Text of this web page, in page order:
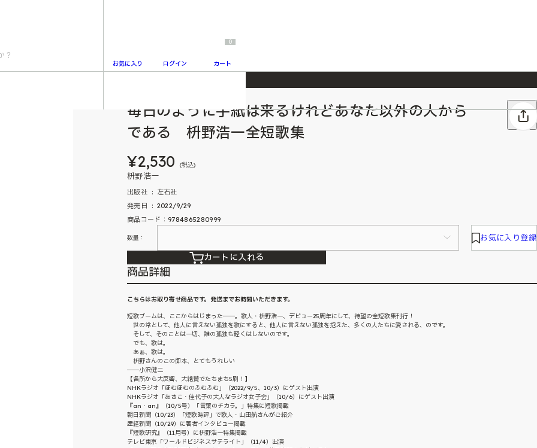
2026/7/23 『ONE PIECE magazine 021 ONE PIECEカード付き同梱版』発売延期のご案内
お気に入り ログイン
0
カート
毎日のように手紙は来るけれどあなた以外の人から
である 枡野浩一全短歌集
¥2,530 (税込)
枡野浩一
出版社 ‏ : ‎ 左右社
発売日 ‏ : ‎ 2022/9/29
商品コード：9784865280999
数量： お気に入り登録
カートに入れる
商品詳細
こちらはお取り寄せ商品です。発送までお時間いただきます。
短歌ブームは、ここからはじまった――。歌人・枡野浩一、デビュー25周年にして、待望の全短歌集刊行！
世の常として、他人に言えない孤独を歌にすると、他人に言えない孤独を抱えた、多くの人たちに愛される、のです。
そして、そのことは一切、誰の孤独も軽くはしないのです。
でも、歌は。
あぁ、歌は。
枡野さんのこの御本、とてもうれしい
――小沢健二
【各所から大反響、大絶賛でたちまち5刷！】
NHKラジオ「ほむほむのふむふむ」（2022/9/5、10/3）にゲスト出演
NHKラジオ「あさこ・佳代子の大人なラジオ女子会」（10/6）にゲスト出演
『an・an』（10/5号）「言葉のチカラ。」特集に短歌掲載
朝日新聞（10/23）「短歌時評」で歌人・山田航さんがご紹介
産経新聞（10/29）に著者インタビュー掲載
『短歌研究』（11月号）に枡野浩一特集掲載
テレビ東京「ワールドビジネスサテライト」（11/4）出演